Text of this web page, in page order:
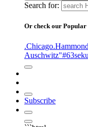
Search for:
Or check our Popular
.Chicago.Hammond
Auschwitz"
Subscribe